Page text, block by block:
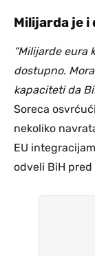
Milijarda je i
“Milijarde eura
dostupno.
kapaciteti da
Soreca
nekoliko
EU
odveli BiH